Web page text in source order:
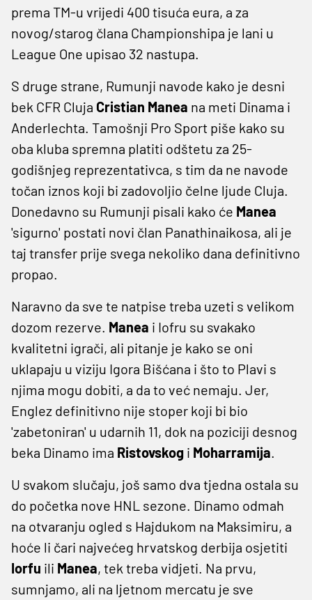
prema TM-u vrijedi 400 tisuća eura, a za
novog/starog člana Championshipa je lani u
League One upisao 32 nastupa.
S druge strane, Rumunji navode kako je desni
bek CFR Cluja Cristian Manea na meti Dinama i
Anderlechta. Tamošnji Pro Sport piše kako su
oba kluba spremna platiti odštetu za 25-
godišnjeg reprezentativca, s tim da ne navode
točan iznos koji bi zadovoljio čelne ljude Cluja.
Donedavno su Rumunji pisali kako će Manea
'sigurno' postati novi član Panathinaikosa, ali je
taj transfer prije svega nekoliko dana definitivno
propao.
Naravno da sve te natpise treba uzeti s velikom
dozom rezerve. Manea i Iofru su svakako
kvalitetni igrači, ali pitanje je kako se oni
uklapaju u viziju Igora Bišćana i što to Plavi s
njima mogu dobiti, a da to već nemaju. Jer,
Englez definitivno nije stoper koji bi bio
'zabetoniran' u udarnih 11, dok na poziciji desnog
beka Dinamo ima Ristovskog i Moharramija
U svakom slučaju, još samo dva tjedna ostala su
do početka nove HNL sezone. Dinamo odmah
na otvaranju ogled s Hajdukom na Maksimiru, a
hoće li čari najvećeg hrvatskog derbija osjetiti
Iorfu ili Manea, tek treba vidjeti. Na prvu,
sumnjamo, ali na ljetnom mercatu je sve